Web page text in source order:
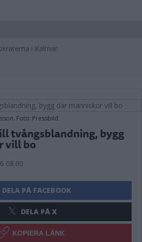
i Kalmar
Foto: Pressbild
tvångsblandning, bygg
vill bo
08.00
DELA PÅ FACEBOOK
DELA PÅ X
KOPIERA LÄNK